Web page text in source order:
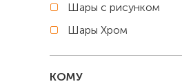
Шары с рисунком
Шары Хром
КОМУ